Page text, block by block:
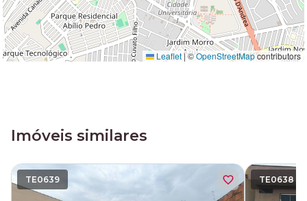
Leaflet|©OpenStreetMapcontributors
Imóveis similares
TE0639 TE0638